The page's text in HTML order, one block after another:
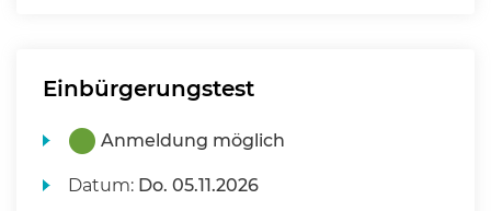
Einbürgerungstest
Anmeldung möglich
Datum: Do. 05.11.2026